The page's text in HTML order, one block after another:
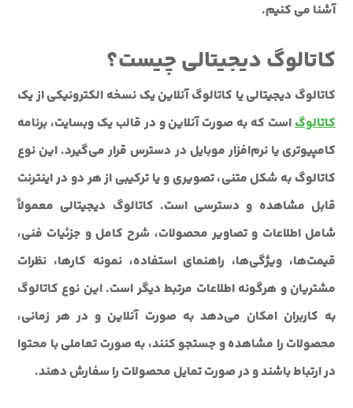
آشنا می کنیم.
کاتالوگ دیجیتالی چیست؟
کاتالوگ دیجیتالی یا کاتالوگ آنلاین یک نسخه الکترونیکی از یک
کاتالوگاست که به صورت آنلاین و در قالب یک وبسایت، برنامه
کامپیوتری یا نرم‌افزار موبایل در دسترس قرار می‌گیرد. این نوع
کاتالوگ به شکل متنی، تصویری و یا ترکیبی از هر دو در اینترنت
قابل مشاهده و دسترسی است. کاتالوگ دیجیتالی معمولاً
شامل اطلاعات و تصاویر محصولات، شرح کامل و جزئیات فنی،
قیمت‌ها، ویژگی‌ها، راهنمای استفاده، نمونه کارها، نظرات
مشتریان و هرگونه اطلاعات مرتبط دیگر است. این نوع کاتالوگ
به کاربران امکان می‌دهد به صورت آنلاین و در هر زمانی،
محصولات را مشاهده و جستجو کنند، به صورت تعاملی با محتوا
در ارتباط باشند و در صورت تمایل محصولات را سفارش دهند.